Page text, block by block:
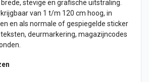
stevige en grafische uitstraling.
van 1 t/m 120 cm hoog, in
en als normale of gespiegelde sticker
deurmarkering, magazijncodes